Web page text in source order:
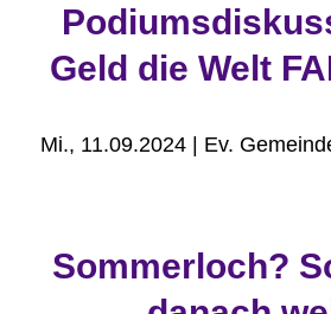
Geld die Welt
Mi., 11.09.2024 | Ev.
Sommerloch?